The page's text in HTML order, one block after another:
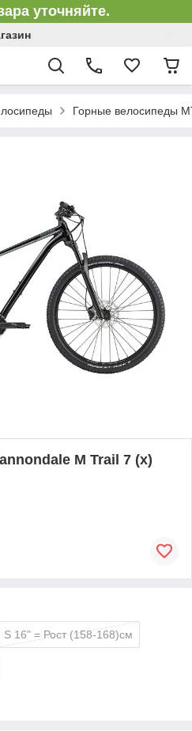
уточняйте.
Горные велосипеды
M Trail 7 (x)
S 16" = Рост (158-168)см